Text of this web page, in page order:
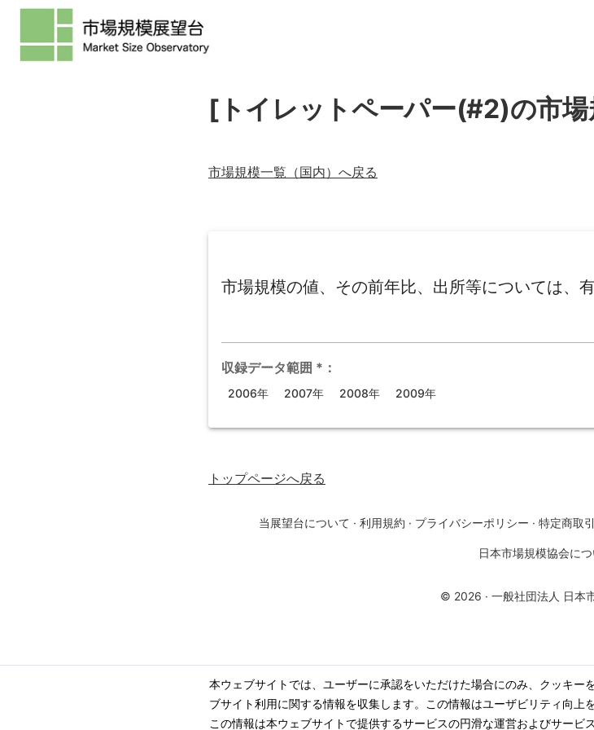
本ウェブサイトでは、ユーザーに承認をいただけた場合にのみ、クッキー
ブサイト利用に関する情報を収集します。この情報はユーザビリティ向上
この情報は本ウェブサイトで提供するサービスの円滑な運営およびサービ
[トイレットペーパー(#2)の市場
市場規模一覧（国内）へ戻る
市場規模の値、その前年比、出所等については、
収録データ範囲 * ：
2006年 2007年 2008年 2009年
トップページへ戻る
当展望台について · 利用規約 · プライバシーポリシー · 特定商取
日本市場規模協会に
© 2026 · 一般社団法人 日本